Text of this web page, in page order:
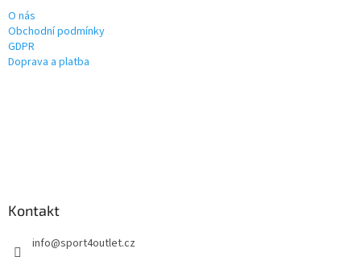
O nás
Obchodní podmínky
GDPR
Doprava a platba
Kontakt
info@sport4outlet.cz